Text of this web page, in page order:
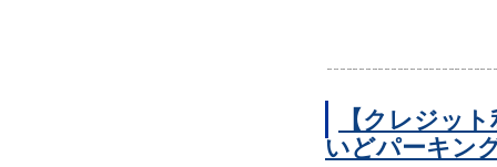
【クレジッ
いどパーキン